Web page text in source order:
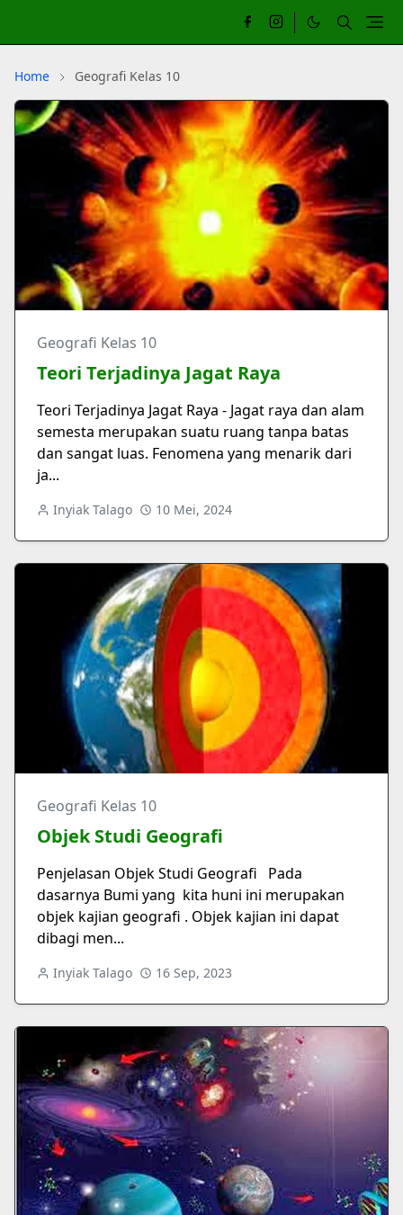
Home Geografi Kelas 10
Geografi Kelas 10
Teori Terjadinya Jagat Raya
Teori Terjadinya Jagat Raya - Jagat raya dan alam
semesta merupakan suatu ruang tanpa batas
dan sangat luas. Fenomena yang menarik dari
ja...
Inyiak Talago 10 Mei, 2024
Geografi Kelas 10
Objek Studi Geografi
Penjelasan Objek Studi Geografi Pada
dasarnya Bumi yang kita huni ini merupakan
objek kajian geografi . Objek kajian ini dapat
dibagi men...
Inyiak Talago 16 Sep, 2023